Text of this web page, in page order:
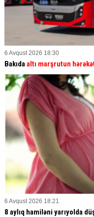
6 Avqust 2026 18:30
Bakıdaaltı marşrutun
6 Avqust 2026 18:21
8 aylıq hamiləni yarıyolda